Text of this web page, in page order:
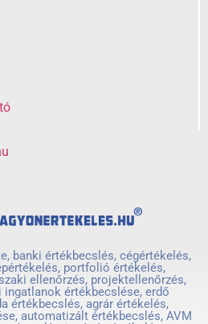
banki értékbecslés, cégértékelés,
portfolió értékelés,
ellenőrzés, projektellenőrzés,
értékbecslése, erdő
értékbecslés, agrár értékelés,
automatizált értékbecslés, AVM